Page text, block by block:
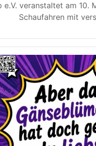
veranstaltet am 10.
Schaufahren mit